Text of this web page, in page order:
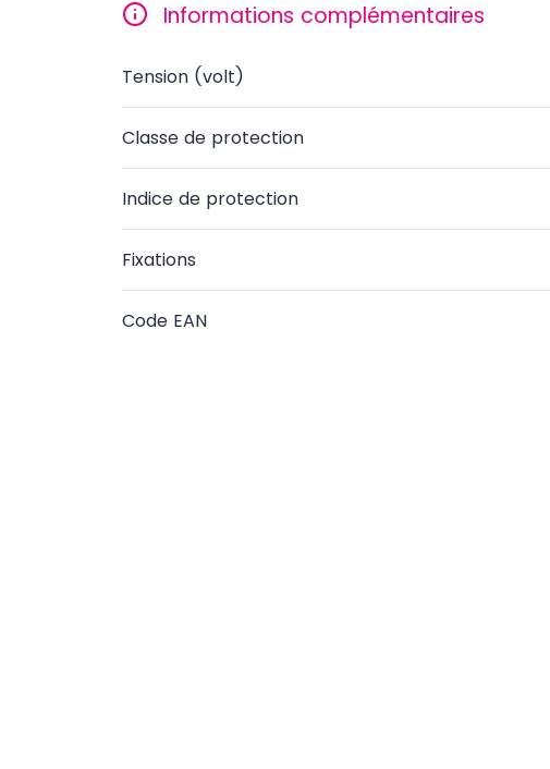
Informations complémentaires
Tension (volt)
Classe de protection
Indice de protection
Fixations
Code EAN